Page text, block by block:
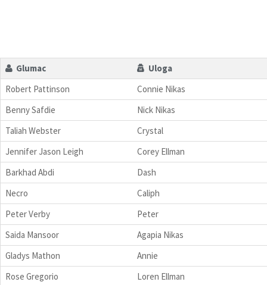
Glumac
Uloga
Robert Pattinson
Connie Nikas
Benny Safdie
Nick Nikas
Taliah Webster
Crystal
Jennifer Jason Leigh
Corey Ellman
Barkhad Abdi
Dash
Necro
Caliph
Peter Verby
Peter
Saida Mansoor
Agapia Nikas
Gladys Mathon
Annie
Rose Gregorio
Loren Ellman